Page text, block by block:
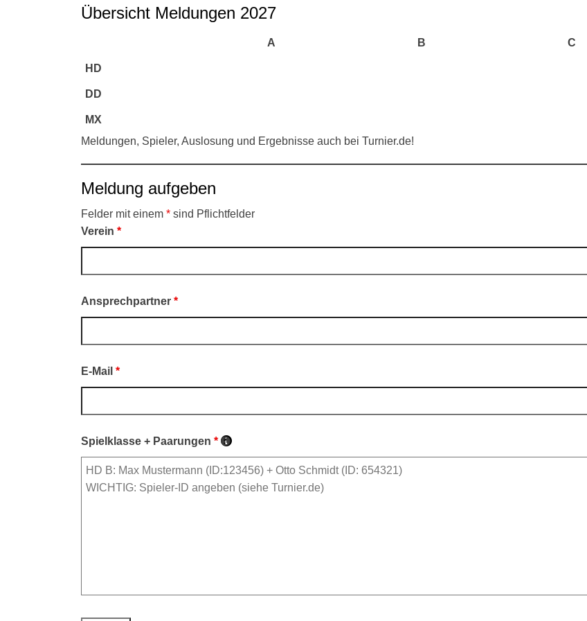
Übersicht Meldungen 2027
A B C
HD
DD
MX
Meldungen, Spieler, Auslosung und Ergebnisse auch bei Turnier.de!
Meldung aufgeben
Felder mit einem * sind Pflichtfelder
Verein *
Ansprechpartner *
E-Mail *
Spielklasse + Paarungen *